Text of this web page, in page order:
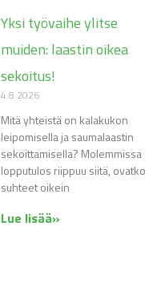
Yksi työvaihe ylitse
muiden: laastin oikea
sekoitus!
4.8.2026
Mitä yhteistä on kalakukon
leipomisella ja saumalaastin
sekoittamisella? Molemmissa
lopputulos riippuu siitä, ovatko
suhteet oikein
Lue lisää»